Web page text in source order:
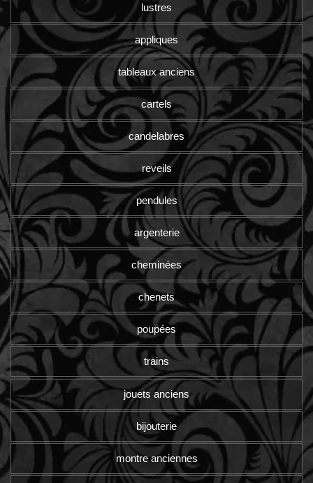
lustres
appliques
tableaux anciens
cartels
candelabres
reveils
pendules
argenterie
cheminées
chenets
poupées
trains
jouets anciens
bijouterie
montre anciennes